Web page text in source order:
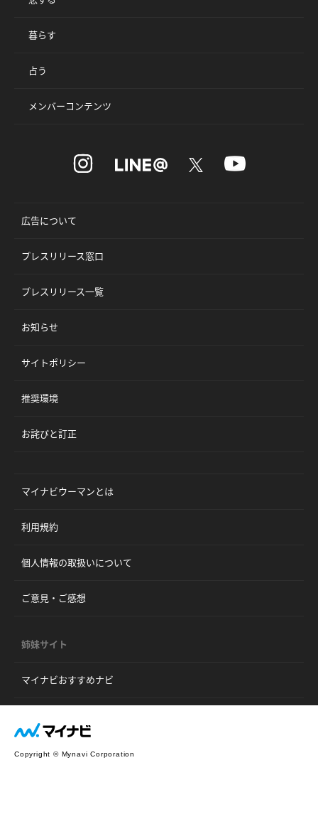
暮らす
占う
メンバーコンテンツ
広告について
プレスリリース窓口
プレスリリース一覧
お知らせ
サイトポリシー
推奨環境
お詫びと訂正
マイナビウーマンとは
利用規約
個人情報の取扱いについて
ご意見・ご感想
姉妹サイト
マイナビおすすめナビ
Copyright © Mynavi Corporation